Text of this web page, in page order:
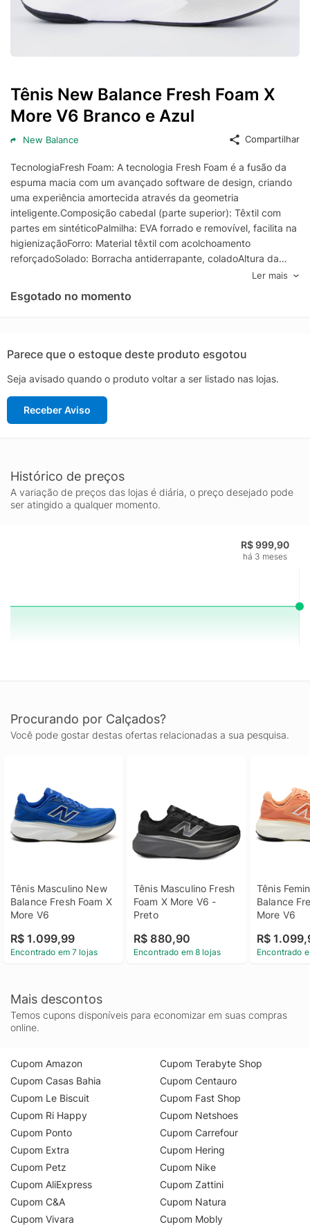
Tênis New Balance Fresh Foam X
More V6 Branco e Azul
New Balance Compartilhar
TecnologiaFresh Foam: A tecnologia Fresh Foam é a fusão da
espuma macia com um avançado software de design, criando
uma experiência amortecida através da geometria
inteligente.Composição cabedal (parte superior): Têxtil com
partes em sintéticoPalmilha: EVA forrado e removível, facilita na
higienizaçãoForro: Material têxtil com acolchoamento
reforçadoSolado: Borracha antiderrapante, coladoAltura da
flexívelIndicado
para: CorridaOrigem: ImportadaGênero: MasculinoAjuste:
Ler mais
Esgotado no momento
Parece que o estoque deste produto esgotou
Seja avisado quando o produto voltar a ser listado nas lojas.
Receber Aviso
Histórico de preços
A variação de preços das lojas é diária, o preço desejado pode
ser atingido a qualquer momento.
R$ 999,90
há 3 meses
Procurando por Calçados?
Você pode gostar destas ofertas relacionadas a sua pesquisa.
Tênis Masculino New
Balance Fresh Foam X
More V6
R$ 1.099,99
Encontrado em 7 lojas
Tênis Masculino Fresh
Foam X More V6 -
Preto
R$ 880,90
Encontrado em 8 lojas
Tênis
Balance
More V6
R$
Encontrado
Mais descontos
Temos cupons disponíveis para economizar em suas compras
online.
Cupom Amazon
Cupom Casas Bahia
Cupom Le Biscuit
Cupom Ri Happy
Cupom Ponto
Cupom Extra
Cupom Petz
Cupom AliExpress
Cupom C&A
Cupom Vivara
Cupom Terabyte Shop
Cupom Centauro
Cupom Fast Shop
Cupom Netshoes
Cupom Carrefour
Cupom Hering
Cupom Nike
Cupom Zattini
Cupom Natura
Cupom Mobly